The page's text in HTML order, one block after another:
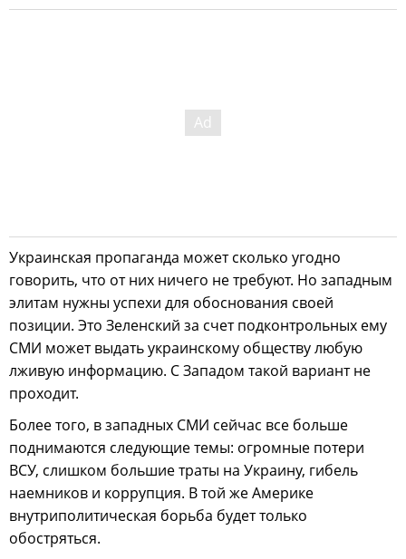
Украинская пропаганда может сколько угодно
говорить, что от них ничего не требуют. Но западным
элитам нужны успехи для обоснования своей
позиции. Это Зеленский за счет подконтрольных ему
СМИ может выдать украинскому обществу любую
лживую информацию. С Западом такой вариант не
проходит.
Более того, в западных СМИ сейчас все больше
поднимаются следующие темы: огромные потери
ВСУ, слишком большие траты на Украину, гибель
наемников и коррупция. В той же Америке
внутриполитическая борьба будет только
обостряться.